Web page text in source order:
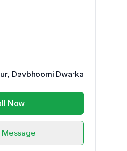
Devbhoomi Dwarka
Now
Message